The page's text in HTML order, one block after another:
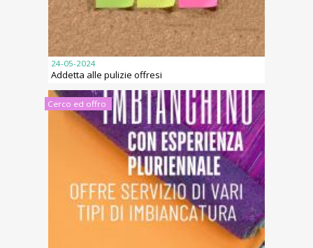
24-05-2024
Addetta alle pulizie offresi
Cerco ed offro